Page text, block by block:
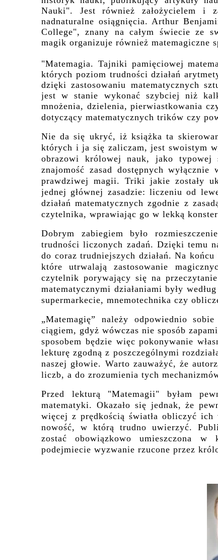
Nauki". Jest również założycielem i
nadnaturalne osiągnięcia. Arthur
College", znany na całym świecie ze
magik organizuje również matemagiczne
"Matemagia. Tajniki pamięciowej
których poziom trudności działań
dzięki zastosowaniu matematycznych
jest w stanie wykonać szybciej niż
mnożenia, dzielenia, pierwiastkowania
dotyczący matematycznych trików czy
Nie da się ukryć, iż książka ta
których i ja się zaliczam, jest swoistym
obrazowi królowej nauk, jako
znajomość zasad dostępnych
prawdziwej magii. Triki jakie zostały
jednej głównej zasadzie: liczeniu od
działań matematycznych zgodnie z
czytelnika, wprawiając go w lekką
Dobrym zabiegiem było
trudności liczonych zadań. Dzięki temu
do coraz trudniejszych działań. Na
które utrwalają zastosowanie
czytelnik porywający się na
matematycznymi działaniami były
supermarkecie, mnemotechnika czy
„Matemagię” należy odpowiednio
ciągiem, gdyż wówczas nie sposób
sposobem będzie więc pokonywanie
lekturę zgodną z poszczególnymi
naszej głowie. Warto zauważyć, że
liczb, a do zrozumienia tych
Przed lekturą "Matemagii" byłam
matematyki. Okazało się jednak, że
więcej z prędkością światła obliczyć
nowość, w którą trudno uwierzyć.
zostać obowiązkowo umieszczona
podejmiecie wyzwanie rzucone przez